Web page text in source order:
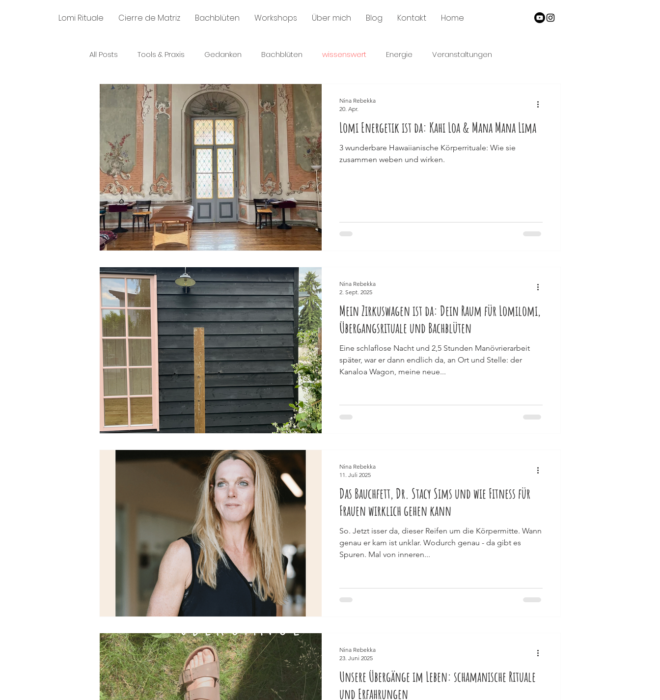
Lomi Rituale Cierre de Matriz Bachblüten Workshops Über mich Blog Kontakt Home
All Posts Tools & Praxis Gedanken Bachblüten wissenswert Energie Veranstaltungen
Lomi Energetik ist da: Kahi Loa & Mana Mana Lima
3 wunderbare Hawaiianische Körperrituale: Wie sie
zusammen weben und wirken.
Nina Rebekka
20. Apr.
Mein Zirkuswagen ist da: Dein Raum für Lomilomi,
Übergangsrituale und Bachblüten
Eine schlaflose Nacht und 2,5 Stunden Manövrierarbeit
später, war er dann endlich da, an Ort und Stelle: der
Kanaloa Wagon, meine neue...
Nina Rebekka
2. Sept. 2025
Das Bauchfett, Dr. Stacy Sims und wie Fitness für
Frauen wirklich gehen kann
So. Jetzt isser da, dieser Reifen um die Körpermitte. Wann
genau er kam ist unklar. Wodurch genau - da gibt es
Spuren. Mal von inneren...
Nina Rebekka
11. Juli 2025
Unsere Übergänge im Leben: schamanische Rituale
und Erfahrungen
Nina Rebekka
23. Juni 2025